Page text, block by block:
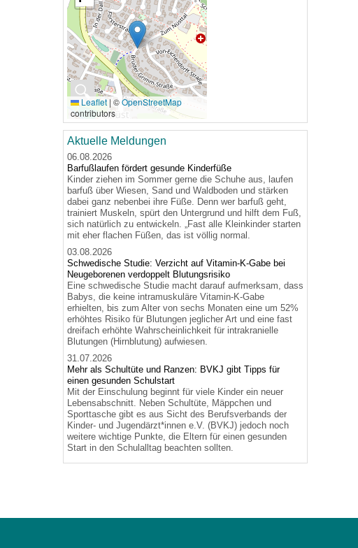
🔍
Leaflet | ©OpenStreetMap
contributors
Aktuelle Meldungen
06.08.2026
Barfußlaufen fördert gesunde Kinderfüße
Kinder ziehen im Sommer gerne die Schuhe aus, laufen
barfuß über Wiesen, Sand und Waldboden und stärken
dabei ganz nebenbei ihre Füße. Denn wer barfuß geht,
trainiert Muskeln, spürt den Untergrund und hilft dem Fuß,
sich natürlich zu entwickeln. „Fast alle Kleinkinder starten
mit eher flachen Füßen, das ist völlig normal.
03.08.2026
Schwedische Studie: Verzicht auf Vitamin-K-Gabe bei
Neugeborenen verdoppelt Blutungsrisiko
Eine schwedische Studie macht darauf aufmerksam, dass
Babys, die keine intramuskuläre Vitamin-K-Gabe
erhielten, bis zum Alter von sechs Monaten eine um 52%
erhöhtes Risiko für Blutungen jeglicher Art und eine fast
dreifach erhöhte Wahrscheinlichkeit für intrakranielle
Blutungen (Hirnblutung) aufwiesen.
31.07.2026
Mehr als Schultüte und Ranzen: BVKJ gibt Tipps für
einen gesunden Schulstart
Mit der Einschulung beginnt für viele Kinder ein neuer
Lebensabschnitt. Neben Schultüte, Mäppchen und
Sporttasche gibt es aus Sicht des Berufsverbands der
Kinder- und Jugendärzt*innen e.V. (BVKJ) jedoch noch
weitere wichtige Punkte, die Eltern für einen gesunden
Start in den Schulalltag beachten sollten.